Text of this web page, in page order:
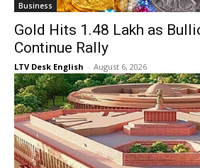
Business
Gold Hits ₹1.48 Lakh as
Continue Rally
LTV Desk English - August 6, 2026